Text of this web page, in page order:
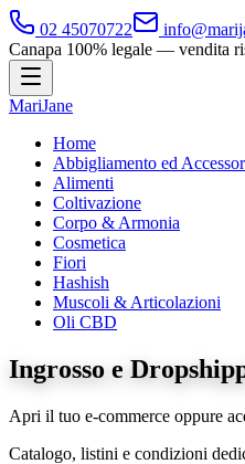
02 45070722
Canapa 100% legale — vendita
MariJane
Home
Abbigliamento ed
Alimenti
Coltivazione
Corpo & Armonia
Cosmetica
Fiori
Hashish
Muscoli & Articolazioni
Oli CBD
Ingrosso e
Apri il tuo e-commerce oppure
Catalogo, listini e condizioni